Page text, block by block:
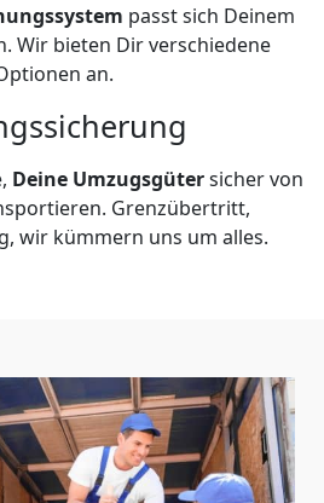
passt sich Deinem
Wir bieten Dir verschiedene
an.
Deine Umzugsgütersicher von
Grenzübertritt,
wir kümmern uns um alles.